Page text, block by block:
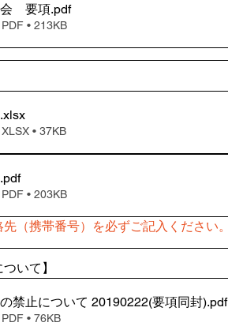
会 要項.pdf
• 213KB
.xlsx
• 37KB
.pdf
• 203KB
（携帯番号）を必ずご記入ください。
いて】
禁止について 20190222(要項同封).pdf
• 76KB